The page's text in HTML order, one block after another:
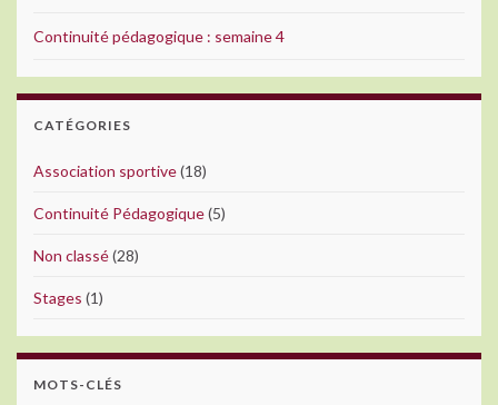
Continuité pédagogique : semaine 4
CATÉGORIES
Association sportive(18)
Continuité Pédagogique(5)
Non classé(28)
Stages (1)
MOTS-CLÉS